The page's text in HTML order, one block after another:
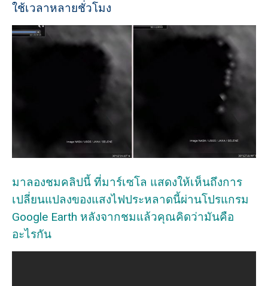
ใช้เวลาหลายชั่วโมง
มาลองชมคลิปนี้ ที่มาร์เซโล แสดงให้เห็นถึงการ
เปลี่ยนแปลงของแสงไฟประหลาดนี้ผ่านโปรแกรม
Google Earth หลังจากชมแล้วคุณคิดว่ามันคือ
อะไรกัน